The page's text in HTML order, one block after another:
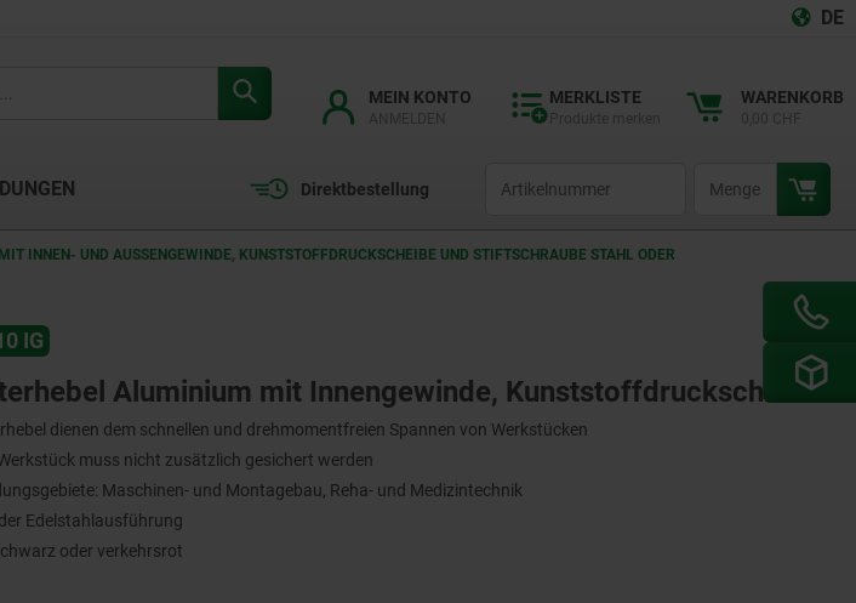
DE
MEIN KONTO MERKLISTE WARENKORB
Direktbestellung
INNEN- UND AUSSENGEWINDE, KUNSTSTOFFDRUCKSCHEIBE UND STIFTSCHRAUBE STAHL ODER E
IG
Aluminium mit Innengewinde, Kunststoffdruckscheibe
dienen dem schnellen und drehmomentfreien Spannen von Werkstücken
muss nicht zusätzlich gesichert werden
Maschinen- und Montagebau, Reha- und Medizintechnik
Edelstahlausführung
oder verkehrsrot